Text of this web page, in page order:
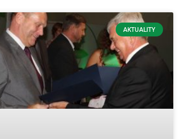
AKTUALITY